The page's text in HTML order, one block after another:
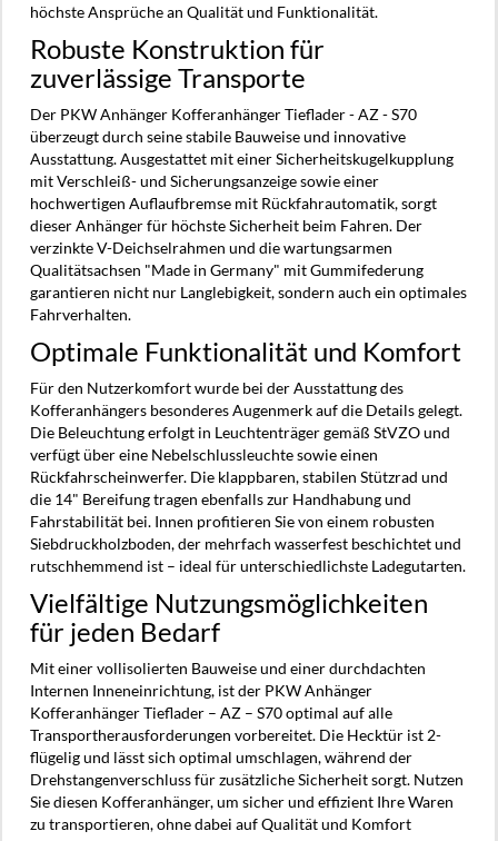
höchste Ansprüche an Qualität und Funktionalität.
Robuste Konstruktion für
zuverlässige Transporte
Der PKW Anhänger Kofferanhänger Tieflader - AZ - S70
überzeugt durch seine stabile Bauweise und innovative
Ausstattung. Ausgestattet mit einer Sicherheitskugelkupplung
mit Verschleiß- und Sicherungsanzeige sowie einer
hochwertigen Auflaufbremse mit Rückfahrautomatik, sorgt
dieser Anhänger für höchste Sicherheit beim Fahren. Der
verzinkte V-Deichselrahmen und die wartungsarmen
Qualitätsachsen "Made in Germany" mit Gummifederung
garantieren nicht nur Langlebigkeit, sondern auch ein optimales
Fahrverhalten.
Optimale Funktionalität und Komfort
Für den Nutzerkomfort wurde bei der Ausstattung des
Kofferanhängers besonderes Augenmerk auf die Details gelegt.
Die Beleuchtung erfolgt in Leuchtenträger gemäß StVZO und
verfügt über eine Nebelschlussleuchte sowie einen
Rückfahrscheinwerfer. Die klappbaren, stabilen Stützrad und
die 14" Bereifung tragen ebenfalls zur Handhabung und
Fahrstabilität bei. Innen profitieren Sie von einem robusten
Siebdruckholzboden, der mehrfach wasserfest beschichtet und
rutschhemmend ist – ideal für unterschiedlichste Ladegutarten.
Vielfältige Nutzungsmöglichkeiten
für jeden Bedarf
Mit einer vollisolierten Bauweise und einer durchdachten
Internen Inneneinrichtung, ist der PKW Anhänger
Kofferanhänger Tieflader – AZ – S70 optimal auf alle
Transportherausforderungen vorbereitet. Die Hecktür ist 2-
flügelig und lässt sich optimal umschlagen, während der
Drehstangenverschluss für zusätzliche Sicherheit sorgt. Nutzen
Sie diesen Kofferanhänger, um sicher und effizient Ihre Waren
zu transportieren, ohne dabei auf Qualität und Komfort